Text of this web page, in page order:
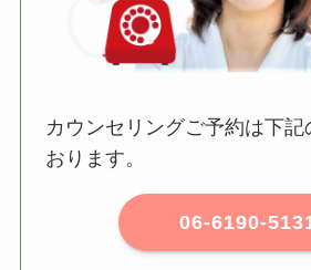
カウンセリングご予約は下記
おります。
06-6190-